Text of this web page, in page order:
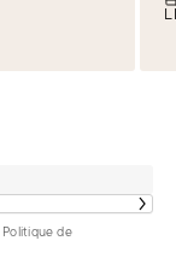
Politique de